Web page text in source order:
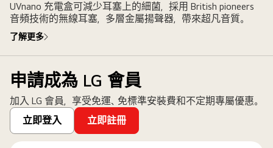
UVnano 充電盒可減少耳塞上的細菌，採用 British pioneers
音頻技術的無線耳塞，多層金屬揚聲器，帶來超凡音質。
了解更多
申請成為 LG 會員
加入 LG 會員，享受免運、免標準安裝費和不定期專屬優惠。
立即登入
立即註冊